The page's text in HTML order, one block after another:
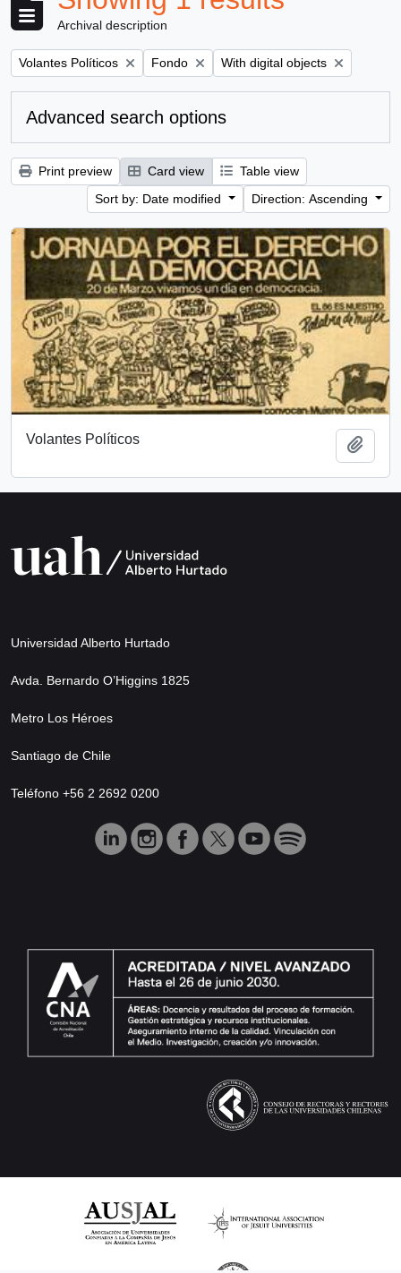
Archival description
Remove filter:
Volantes Políticos Remove filter:
Fondo Remove filter:
With digital objects
Advanced search options
Print preview Card view
Table view
Sort by: Date modified
Direction: Ascending
Volantes Políticos
Universidad Alberto Hurtado
Avda. Bernardo O’Higgins 1825
Metro Los Héroes
Santiago de Chile
Teléfono +56 2 2692 0200